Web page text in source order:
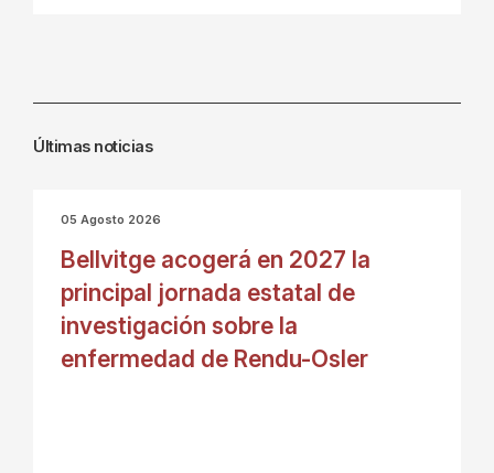
Últimas noticias
05 Agosto 2026
Bellvitge acogerá en 2027 la
principal jornada estatal de
investigación sobre la
enfermedad de Rendu-Osler